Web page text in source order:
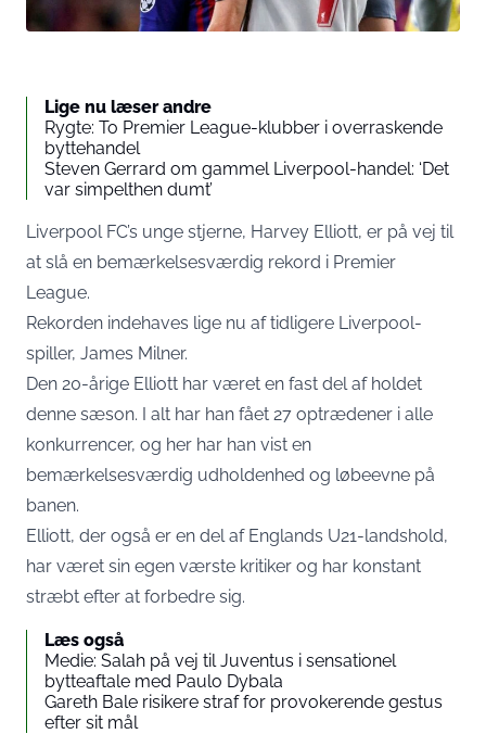
Lige nu læser andre
Rygte: To Premier League-klubber i overraskende
byttehandel
Steven Gerrard om gammel Liverpool-handel: ‘Det
var simpelthen dumt’
Liverpool FC’s unge stjerne, Harvey Elliott, er på vej til
at slå en bemærkelsesværdig rekord i Premier
League.
Rekorden indehaves lige nu af tidligere Liverpool-
spiller, James Milner.
Den 20-årige Elliott har været en fast del af holdet
denne sæson. I alt har han fået 27 optrædener i alle
konkurrencer, og her har han vist en
bemærkelsesværdig udholdenhed og løbeevne på
banen.
Elliott, der også er en del af Englands U21-landshold,
har været sin egen værste kritiker og har konstant
stræbt efter at forbedre sig.
Læs også
Medie: Salah på vej til Juventus i sensationel
bytteaftale med Paulo Dybala
Gareth Bale risikere straf for provokerende gestus
efter sit mål